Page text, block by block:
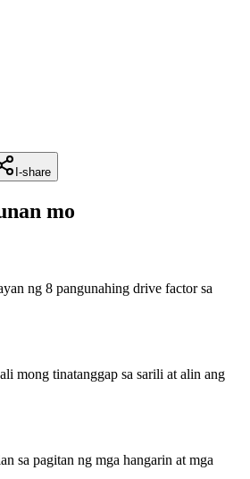
I-share
mo
ng 8 pangunahing drive factor sa
mong tinatanggap sa sarili at alin ang
sa pagitan ng mga hangarin at mga